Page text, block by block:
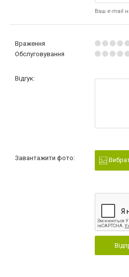
Ваш e-mail
Враження
Обслуговування
Відгук:
Завантажити фото: